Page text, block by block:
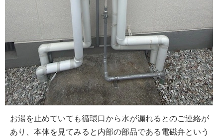
お湯を止めていても循環口から水が漏れるとのご連絡が
あり、本体を見てみると内部の部品である電磁弁という